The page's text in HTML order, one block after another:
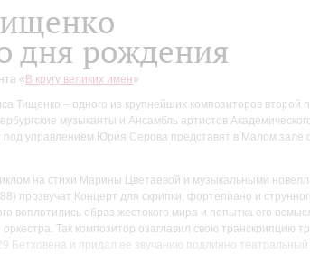
дня рождения
« В кругу великих имен»
Тищенко – одного из крупнейших композиторов второй
музыканты и Ансамбль артистов
под управлением Юрия Серова представят в Малом зале
на стихи Марины Цветаевой и музыкальными
прозвучат Концерт для скрипки, фортепиано и
воплотились образ жестокого мира и попытка его
Так композитор озаглавил свою транскрипцию
Бетховена и придал ее звучанию подлинно